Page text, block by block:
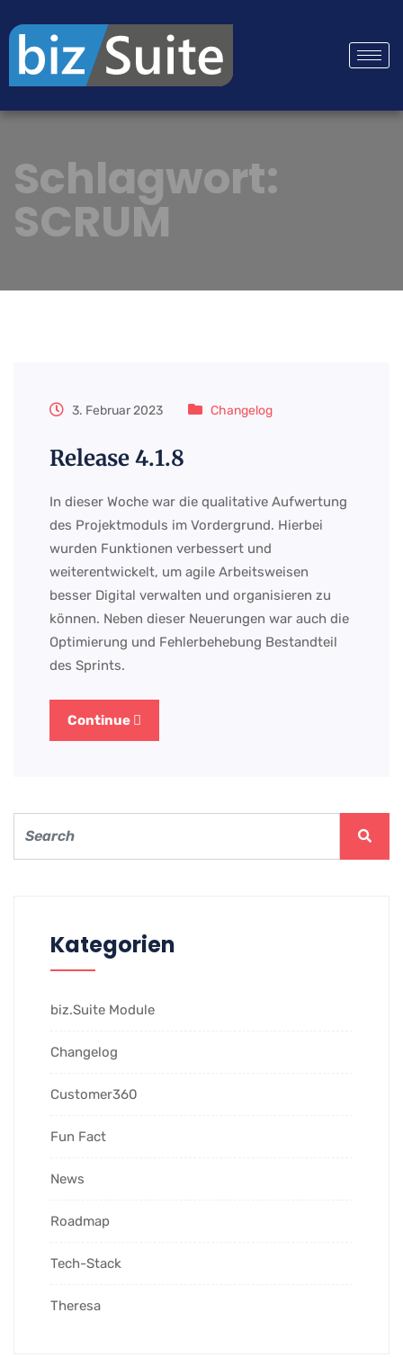
Schlagwort:
SCRUM
3. Februar 2023 Changelog
Release 4.1.8
In dieser Woche war die qualitative Aufwertung
des Projektmoduls im Vordergrund. Hierbei
wurden Funktionen verbessert und
weiterentwickelt, um agile Arbeitsweisen
besser Digital verwalten und organisieren zu
können. Neben dieser Neuerungen war auch die
Optimierung und Fehlerbehebung Bestandteil
des Sprints.
Continue
Kategorien
biz.Suite Module
Changelog
Customer360
Fun Fact
News
Roadmap
Tech-Stack
Theresa